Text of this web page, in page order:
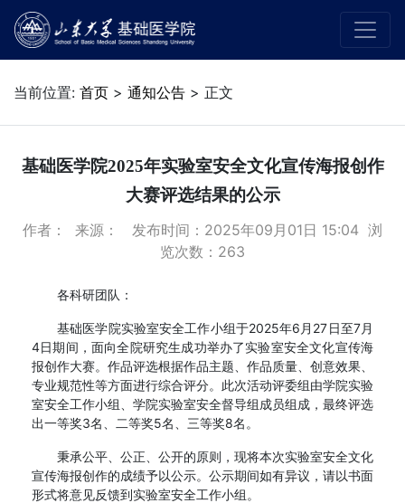
当前位置: 首页 > 通知公告 > 正文
基础医学院2025年实验室安全文化宣传海报创作
大赛评选结果的公示
作者： 来源： 发布时间：2025年09月01日 15:04 浏
览次数： 263
各科研团队：
基础医学院实验室安全工作小组于2025年6月27日至7月
4日期间，面向全院研究生成功举办了实验室安全文化宣传海
报创作大赛。作品评选根据作品主题、作品质量、创意效果、
专业规范性等方面进行综合评分。此次活动评委组由学院实验
室安全工作小组、学院实验室安全督导组成员组成，最终评选
出一等奖3名、二等奖5名、三等奖8名。
秉承公平、公正、公开的原则，现将本次实验室安全文化
宣传海报创作的成绩予以公示。公示期间如有异议，请以书面
形式将意见反馈到实验室安全工作小组。